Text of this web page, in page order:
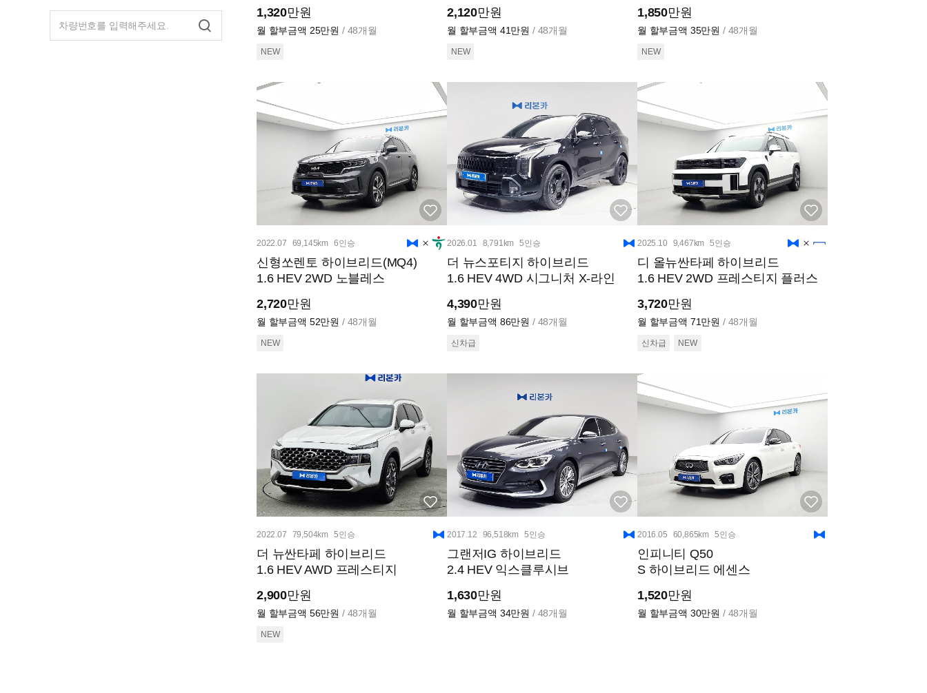
1,320만원
월 할부금액 25만원 / 48개월
NEW
2,120만원
월 할부금액 41만원 / 48개월
NEW
1,850만원
월 할부금액 35만원 / 48개월
NEW
2022.07 69,145km 6인승
신형쏘렌토 하이브리드(MQ4)
1.6 HEV 2WD 노블레스
2,720만원
월 할부금액 52만원 / 48개월
NEW
2026.01 8,791km 5인승
더 뉴스포티지 하이브리드
1.6 HEV 4WD 시그니처 X-라인
4,390만원
월 할부금액 86만원 / 48개월
신차급
2025.10 9,467km 5인승
디 올뉴싼타페 하이브리드
1.6 HEV 2WD 프레스티지 플러스
3,720만원
월 할부금액 71만원 / 48개월
신차급 NEW
2022.07 79,504km 5인승
더 뉴싼타페 하이브리드
1.6 HEV AWD 프레스티지
2,900만원
월 할부금액 56만원 / 48개월
NEW
2017.12 96,518km 5인승
그랜저IG 하이브리드
2.4 HEV 익스클루시브
1,630만원
월 할부금액 34만원 / 48개월
2016.05 60,865km 5인승
인피니티 Q50
S 하이브리드 에센스
1,520만원
월 할부금액 30만원 / 48개월